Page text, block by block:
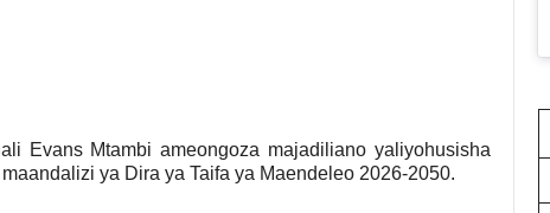
Evans Mtambi ameongoza majadiliano yaliyohusisha
ya Dira ya Taifa ya Maendeleo 2026-2050.